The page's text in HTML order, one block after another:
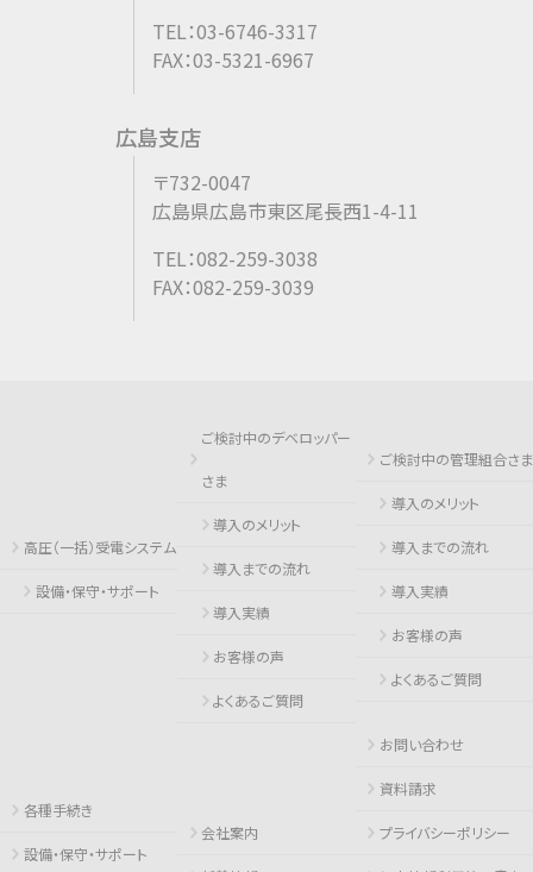
TEL：03-6746-3317
FAX：03-5321-6967
広島支店
〒732-0047
広島県広島市東区尾長西1-4-11
TEL：082-259-3038
FAX：082-259-3039
高圧（一括）受電システム
設備・保守・サポート
ご検討中のデベロッパー
さま
導入のメリット
導入までの流れ
導入実績
お客様の声
よくあるご質問
ご検討中の管理組合さま
導入のメリット
導入までの流れ
導入実績
お客様の声
よくあるご質問
各種手続き
設備・保守・サポート
会社案内
お問い合わせ
資料請求
プライバシーポリシー